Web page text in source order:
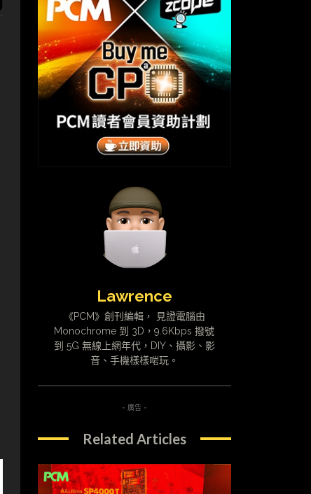
Lawrence
《PCM》創刊編輯， 見證電腦由
Monochrome 到 3D，9.6Kbps 撥號
到 5G 無線上網年代，DIY、攝影、影
音、手機樣樣啱玩。
- 廣告 -
Related Articles